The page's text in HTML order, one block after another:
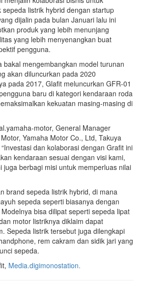
listrik hybrid dengan startup
dijalin pada bulan Januari lalu ini
produk yang lebih menunjang
yang lebih menyenangkan buat
pengguna.
bakal mengembangkan model turunan
akan diluncurkan pada 2020
pada 2017, Glafit meluncurkan GFR-01
baru di kategori kendaraan roda
kekuatan masing-masing di
motor, General Manager
Yamaha Motor Co., Ltd, Takuya
dan kolaborasi dengan Grafit ini
kendaraan sesuai dengan visi kami,
juga berbagi misi untuk memperluas nilai
brand sepeda listrik hybrid, di mana
sepeda seperti biasanya dengan
bisa dilipat seperti sepeda lipat
motor listriknya diklaim dapat
Sepeda listrik tersebut juga dilengkapi
rem cakram dan sidik jari yang
sepeda.
Media.digimonostation.